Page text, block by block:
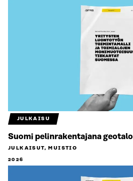
JULKAISU
Suomi pelinrakentajana
JULKAISUT, MUISTIO
2026